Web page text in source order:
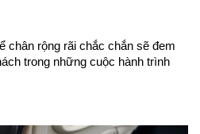
chân rộng rãi chắc chắn sẽ đem
trong những cuộc hành trình